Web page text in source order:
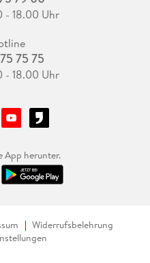
- 18.00 Uhr
75 75
- 18.00 Uhr
App herunter.
Widerrufsbelehrung